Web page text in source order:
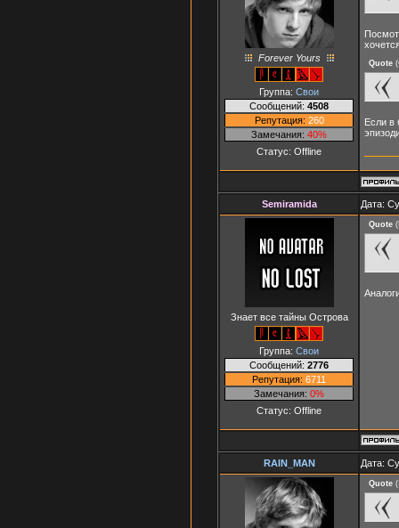
Forever Yours
Группа: Свои
Сообщений: 4508
Репутация: 260
Замечания: 40%
Статус: Offline
Quote (
Если в
Semiramida Дата:
Знает все тайны Острова
Группа: Свои
Сообщений: 2776
Репутация: 6711
Замечания: 0%
Статус: Offline
Quote (
RAIN_MAN Дата:
Quote (